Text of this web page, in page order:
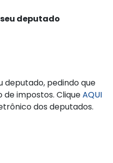
deputado
deputado, pedindo que
impostos. CliqueAQUI
dos deputados.